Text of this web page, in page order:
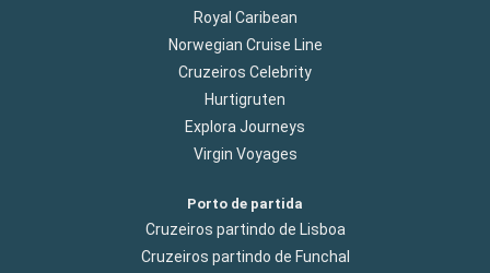
Royal Caribean
Norwegian Cruise Line
Cruzeiros Celebrity
Hurtigruten
Explora Journeys
Virgin Voyages
Porto de partida
Cruzeiros partindo de Lisboa
Cruzeiros partindo de Funchal